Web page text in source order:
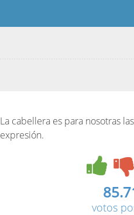
La cabellera es para nosotras
expresión.
votos